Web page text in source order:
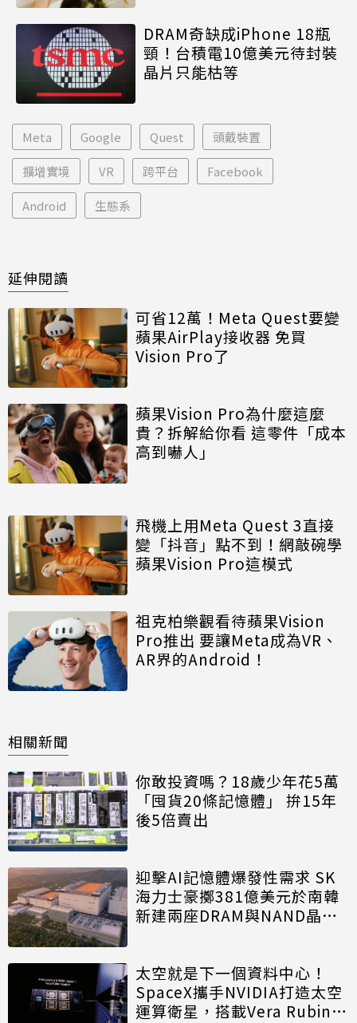
DRAM奇缺成iPhone 18瓶
頸！台積電10億美元待封裝
晶片只能枯等
Meta Google Quest 頭戴裝置
擴增實境 VR 跨平台 Facebook
Android 生態系
延伸閱讀
可省12萬！Meta Quest要變
蘋果AirPlay接收器 免買
Vision Pro了
蘋果Vision Pro為什麼這麼
貴？拆解給你看 這零件「成本
高到嚇人」
飛機上用Meta Quest 3直接
變「抖音」點不到！網敲碗學
蘋果Vision Pro這模式
祖克柏樂觀看待蘋果Vision
Pro推出 要讓Meta成為VR、
AR界的Android！
相關新聞
你敢投資嗎？18歲少年花5萬
「囤貨20條記憶體」 拚15年
後5倍賣出
迎擊AI記憶體爆發性需求 SK
海力士豪擲381億美元於南韓
新建兩座DRAM與NAND晶圓
太空就是下一個資料中心！
SpaceX攜手NVIDIA打造太空
運算衛星，搭載Vera Rubin運